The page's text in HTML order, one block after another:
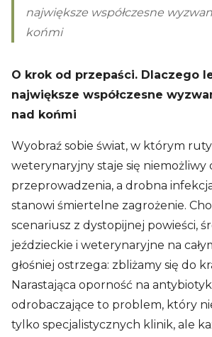
największe współczesne
końmi
O krok od przepaści. Dlaczego
największe współczesne
nad końmi
Wyobraź sobie świat, w którym
weterynaryjny staje się niemożliwy
przeprowadzenia, a drobna
stanowi śmiertelne zagrożenie.
scenariusz z dystopijnej powieści,
jeździeckie i weterynaryjne na
głośniej ostrzega: zbliżamy się do
Narastająca oporność na
odrobaczające to problem, który
tylko specjalistycznych klinik, ale